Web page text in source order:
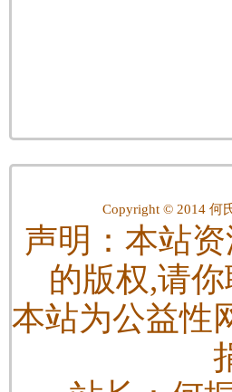
Copyright © 2014 何
声明：本站
的版权,请
本站为公益性